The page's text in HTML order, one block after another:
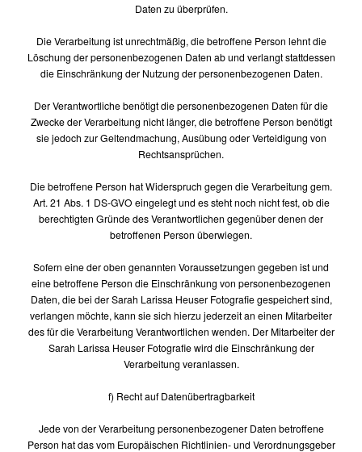
Daten zu überprüfen.
Die Verarbeitung ist unrechtmäßig, die betroffene Person lehnt die
Löschung der personenbezogenen Daten ab und verlangt stattdessen
die Einschränkung der Nutzung der personenbezogenen Daten.
Der Verantwortliche benötigt die personenbezogenen Daten für die
Zwecke der Verarbeitung nicht länger, die betroffene Person benötigt
sie jedoch zur Geltendmachung, Ausübung oder Verteidigung von
Rechtsansprüchen.
Die betroffene Person hat Widerspruch gegen die Verarbeitung gem.
Art. 21 Abs. 1 DS-GVO eingelegt und es steht noch nicht fest, ob die
berechtigten Gründe des Verantwortlichen gegenüber denen der
betroffenen Person überwiegen.
Sofern eine der oben genannten Voraussetzungen gegeben ist und
eine betroffene Person die Einschränkung von personenbezogenen
Daten, die bei der Sarah Larissa Heuser Fotografie gespeichert sind,
verlangen möchte, kann sie sich hierzu jederzeit an einen Mitarbeiter
des für die Verarbeitung Verantwortlichen wenden. Der Mitarbeiter der
Sarah Larissa Heuser Fotografie wird die Einschränkung der
Verarbeitung veranlassen.
f) Recht auf Datenübertragbarkeit
Jede von der Verarbeitung personenbezogener Daten betroffene
Person hat das vom Europäischen Richtlinien- und Verordnungsgeber